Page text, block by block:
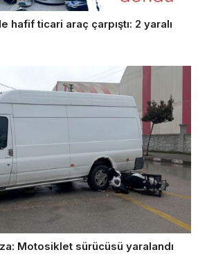
hafif ticari araç çarpıştı: 2 yaralı
Motosiklet sürücüsü yaralandı